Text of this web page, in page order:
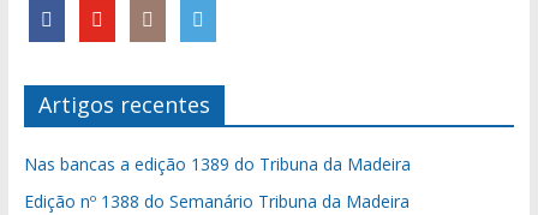
Artigos recentes
Nas bancas a edição 1389 do Tribuna da Madeira
Edição nº 1388 do Semanário Tribuna da Madeira